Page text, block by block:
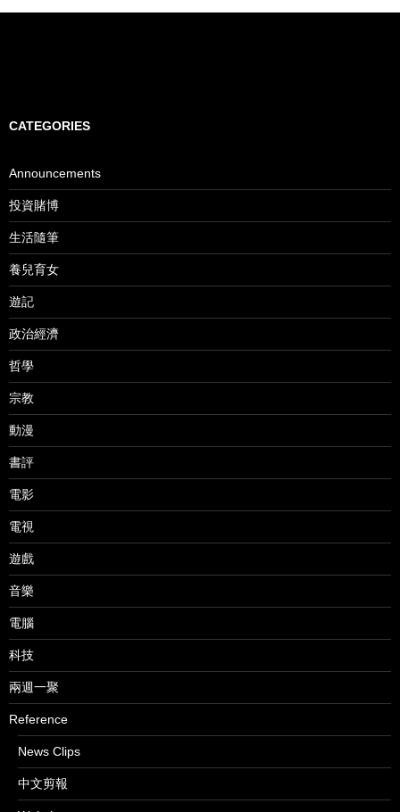
CATEGORIES
Announcements
投資賭博
生活隨筆
養兒育女
遊記
政治經濟
哲學
宗教
動漫
書評
電影
電視
遊戲
音樂
電腦
科技
兩週一聚
Reference
News Clips
中文剪報